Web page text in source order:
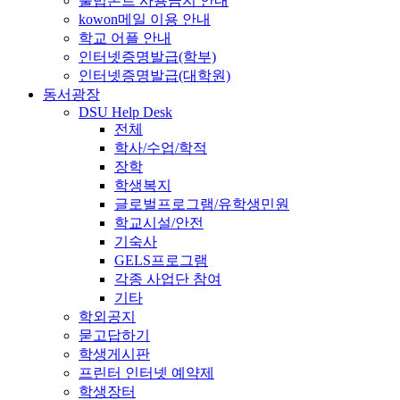
kowon메일 이용 안내
학교 어플 안내
인터넷증명발급(학부)
인터넷증명발급(대학원)
동서광장
DSU Help Desk
전체
학사/수업/학적
장학
학생복지
글로벌프로그램/유학생민원
학교시설/안전
기숙사
GELS프로그램
각종 사업단 참여
기타
학외공지
묻고답하기
학생게시판
프린터 인터넷 예약제
학생장터